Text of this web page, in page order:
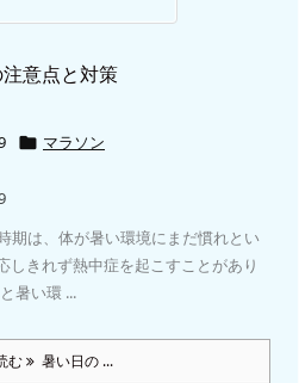
意点と対策
 マラソン
期は、体が暑い環境にまだ慣れとい
しきれず熱中症を起こすことがあり
暑い環 ...
む 暑い日の ...